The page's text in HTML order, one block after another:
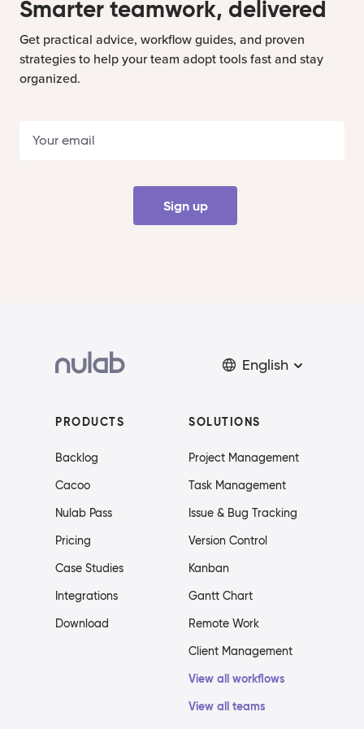
Smarter teamwork, delivered
Get practical advice, workflow guides, and proven
strategies to help your team adopt tools fast and stay
organized.
Sign up
English
PRODUCTS
Backlog
Cacoo
Nulab Pass
Pricing
Case Studies
Integrations
Download
SOLUTIONS
Project Management
Task Management
Issue & Bug Tracking
Version Control
Kanban
Gantt Chart
Remote Work
Client Management
View all workflows
View all teams